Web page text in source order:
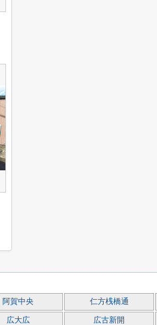
阿賀中央 仁方桟橋通
広大広 広古新開